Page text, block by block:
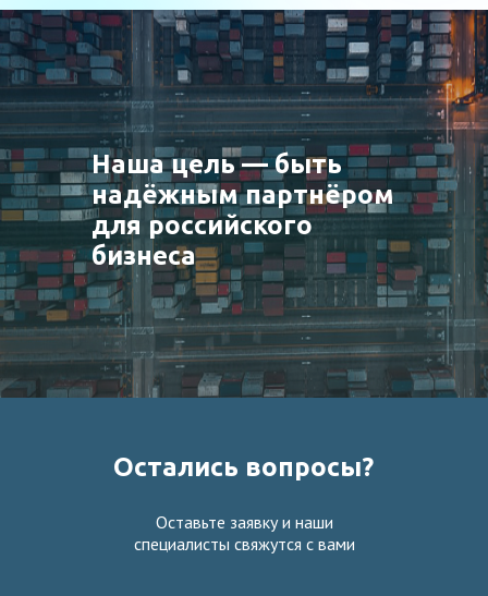
Наша цель — быть
надёжным партнёром
для российского
бизнеса
Оставьте заявку и наши
специалисты свяжутся с вами
Остались вопросы?